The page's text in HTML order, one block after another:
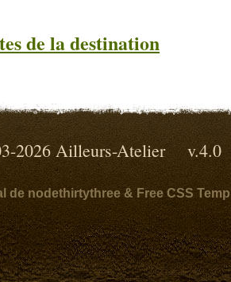
de la destination
2026 Ailleurs-Atelier
de nodethirtythree & Free CSS